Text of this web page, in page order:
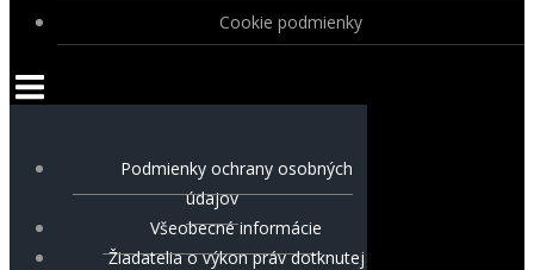
Cookie podmienky
Podmienky ochrany osobných
údajov
Všeobecné informácie
Žiadatelia o výkon práv dotknutej